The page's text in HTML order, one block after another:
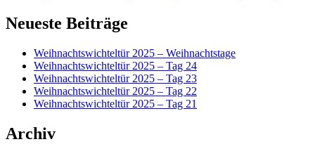
Primärer
Widgetbereich
Neueste Beiträge
Weihnachtswichteltür 2025 – Weihnachtstage
Weihnachtswichteltür 2025 – Tag 24
Weihnachtswichteltür 2025 – Tag 23
Weihnachtswichteltür 2025 – Tag 22
Weihnachtswichteltür 2025 – Tag 21
Archiv